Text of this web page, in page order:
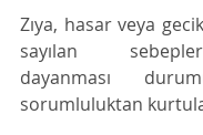
Zıya, hasar veya
sayılan
dayanması
sorumluluktan